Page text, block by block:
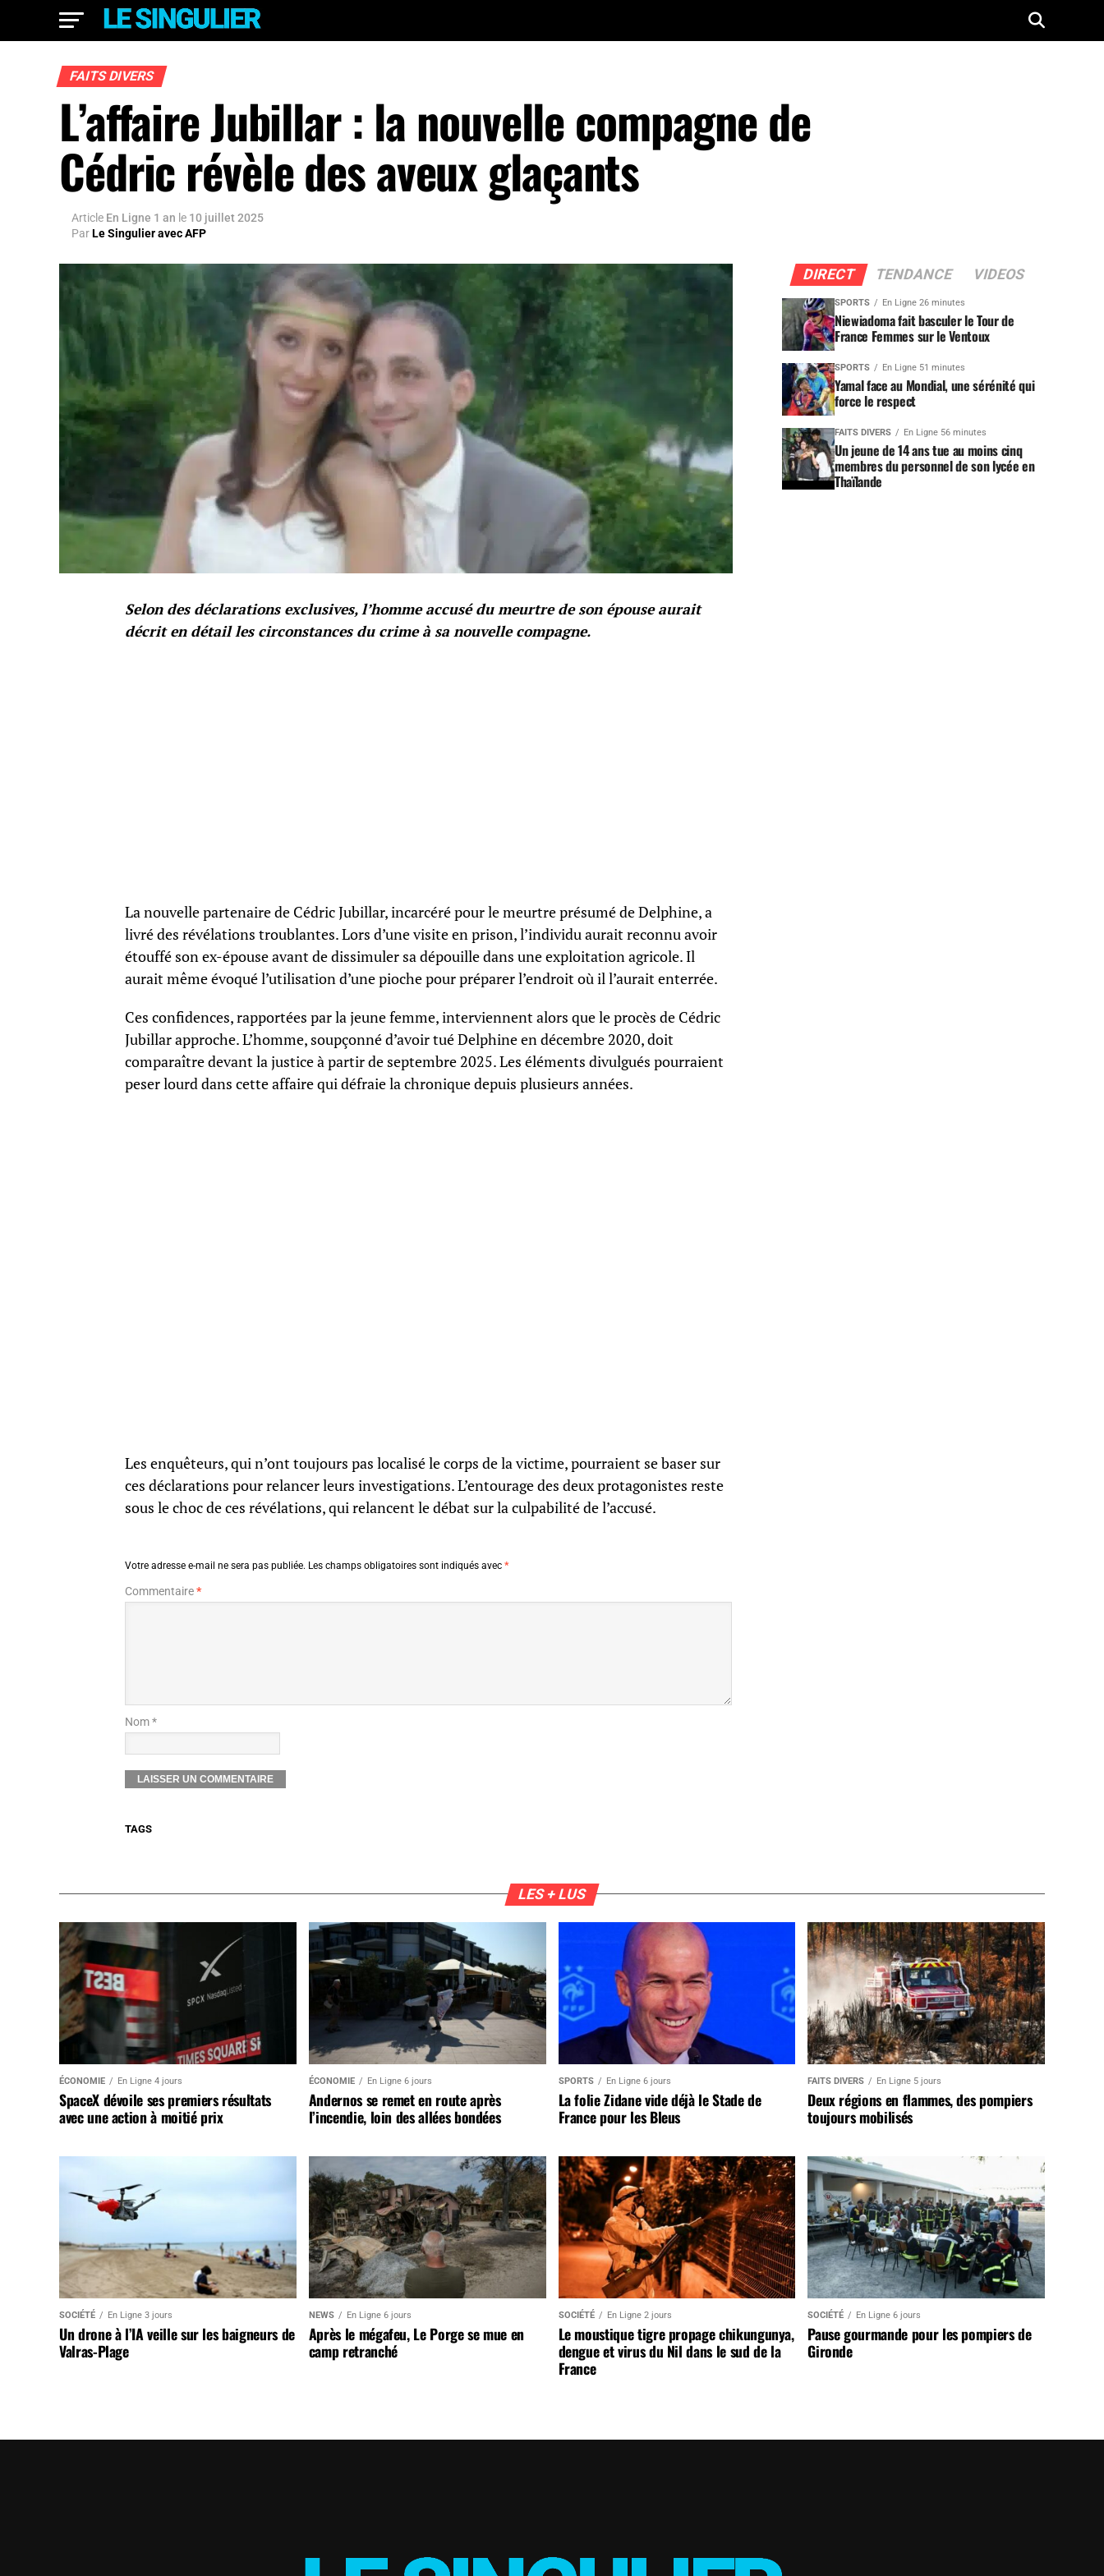
FAITS DIVERS
L’affaire Jubillar : la nouvelle compagne de
Cédric révèle des aveux glaçants
Article En Ligne 1 an le 10 juillet 2025
ParLe Singulier avec AFP
Selon des déclarations exclusives, l’homme accusé du meurtre de son épouse aurait
décrit en détail les circonstances du crime à sa nouvelle compagne.
La nouvelle partenaire de Cédric Jubillar, incarcéré pour le meurtre présumé de Delphine, a
livré des révélations troublantes. Lors d’une visite en prison, l’individu aurait reconnu avoir
étouffé son ex-épouse avant de dissimuler sa dépouille dans une exploitation agricole. Il
aurait même évoqué l’utilisation d’une pioche pour préparer l’endroit où il l’aurait enterrée.
Ces confidences, rapportées par la jeune femme, interviennent alors que le procès de Cédric
Jubillar approche. L’homme, soupçonné d’avoir tué Delphine en décembre 2020, doit
comparaître devant la justice à partir de septembre 2025. Les éléments divulgués pourraient
peser lourd dans cette affaire qui défraie la chronique depuis plusieurs années.
Les enquêteurs, qui n’ont toujours pas localisé le corps de la victime, pourraient se baser sur
ces déclarations pour relancer leurs investigations. L’entourage des deux protagonistes reste
sous le choc de ces révélations, qui relancent le débat sur la culpabilité de l’accusé.
Votre adresse e-mail ne sera pas publiée. Les champs obligatoires sont indiqués avec *
Commentaire*
Nom *
TAGS
DIRECT TENDANCE VIDEOS
SPORTS En Ligne 26 minutes
Niewiadoma fait basculer le Tour de
France Femmes sur le Ventoux
SPORTS En Ligne 51 minutes
Yamal face au Mondial, une sérénité qui
force le respect
FAITS DIVERS En Ligne 56 minutes
Un jeune de 14 ans tue au moins cinq
membres du personnel de son lycée en
Thaïlande
LES + LUS
ÉCONOMIE En Ligne 4 jours
SpaceX dévoile ses premiers résultats
avec une action à moitié prix
ÉCONOMIE En Ligne 6 jours
Andernos se remet en route après
l’incendie, loin des allées bondées
SPORTS En Ligne 6 jours
La folie Zidane vide déjà le Stade de
France pour les Bleus
FAITS DIVERS En Ligne 5 jours
Deux régions en flammes, des pompiers
toujours mobilisés
SOCIÉTÉ En Ligne 3 jours
Un drone à l’IA veille sur les baigneurs de
Valras-Plage
NEWS En Ligne 6 jours
Après le mégafeu, Le Porge se mue en
camp retranché
SOCIÉTÉ En Ligne 2 jours
Le moustique tigre propage chikungunya,
dengue et virus du Nil dans le sud de la
France
SOCIÉTÉ En Ligne 6 jours
Pause gourmande pour les pompiers de
Gironde